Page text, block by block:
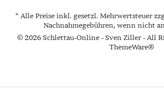
* Alle Preise inkl. gesetzl. Mehrwertsteuer
Nachnahmegebühren, wenn nicht
© 2026 Schlettau-Online - Sven Ziller - All
ThemeWare®